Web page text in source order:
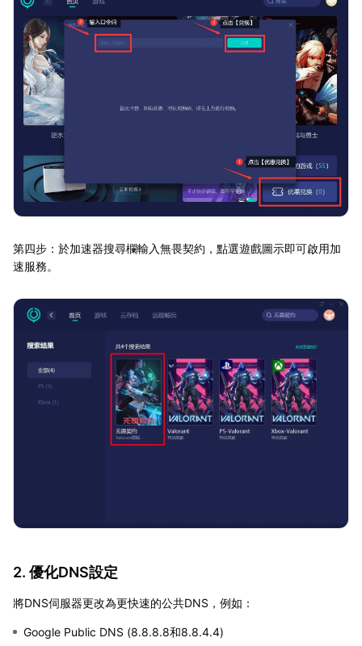
第四步：於加速器搜尋欄輸入無畏契約，點選遊戲圖示即可啟用加
速服務。
2. 優化DNS設定
將DNS伺服器更改為更快速的公共DNS，例如：
Google Public DNS (8.8.8.8和8.8.4.4)